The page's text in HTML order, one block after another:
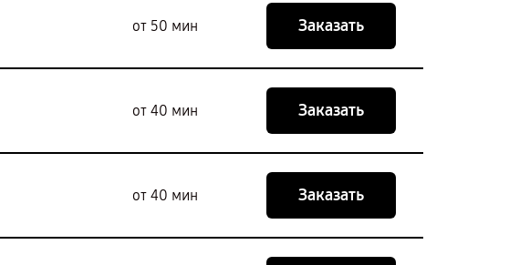
от 50 мин Заказать
от 40 мин Заказать
от 40 мин Заказать